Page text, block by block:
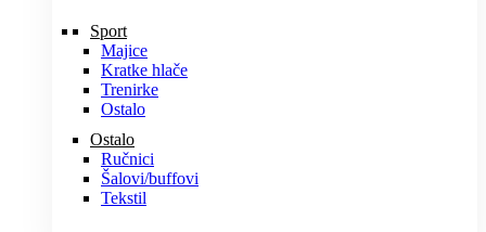
Sport
Majice
Kratke hlače
Trenirke
Ostalo
Ostalo
Ručnici
Šalovi/buffovi
Tekstil